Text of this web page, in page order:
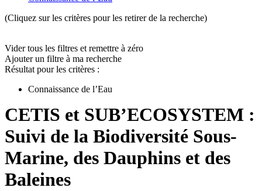
(Cliquez sur les critères pour les retirer de la recherche)
Vider tous les filtres et remettre à zéro
Ajouter un filtre à ma recherche
Résultat pour les critères :
Connaissance de l’Eau
CETIS et SUB’ECOSYSTEM :
Suivi de la Biodiversité Sous-
Marine, des Dauphins et des
Baleines